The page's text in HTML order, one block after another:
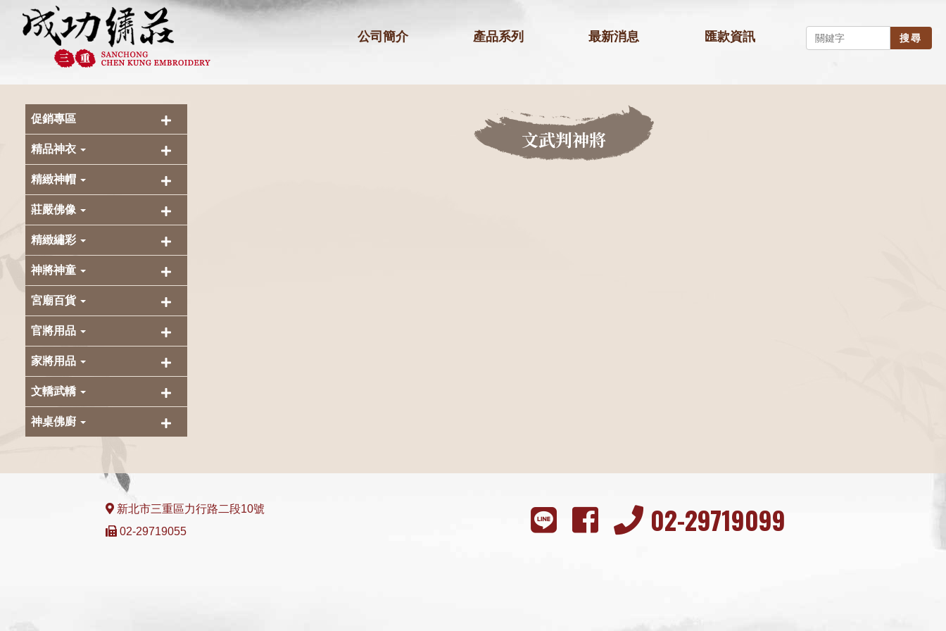
搜尋
公司簡介 產品系列 最新消息 匯款資訊
促銷專區
精品神衣
精緻神帽
莊嚴佛像
精緻繡彩
神將神童
宮廟百貨
官將用品
家將用品
文轎武轎
神桌佛廚
文武判神將
新北市三重區力行路二段10號
02-29719055
02-29719099